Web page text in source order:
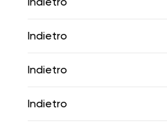
Indietro
Indietro
Indietro